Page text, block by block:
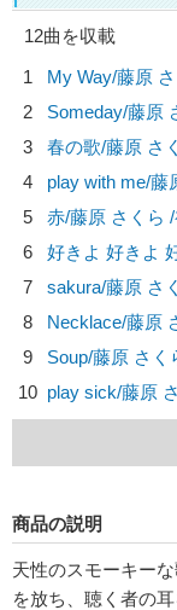
12曲を収載
1
My Way/藤原
2
Someday/藤原
3
春の歌/藤原 さ
4
play with me/藤
5
赤/藤原 さくら
6
好きよ 好きよ
7
sakura/藤原 さ
8
Necklace/藤原
9
Soup/藤原 さく
10 play sick/藤原
商品の説明
天性のスモーキー
を放ち、聴く者の